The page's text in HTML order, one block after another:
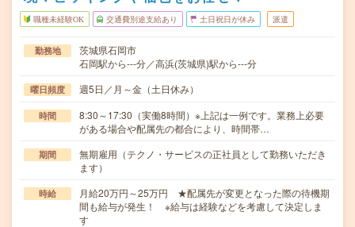
職種未経験OK 交通費別途支給あり 土日祝日が休み 派遣
勤務地
茨城県石岡市
石岡駅から---分／高浜(茨城県)駅から---分
曜日頻度 週5日／月～金（土日休み）
時間
8:30～17:30（実働8時間）※上記は一例です。業務上必要
がある場合や配属先の都合により、時間帯…
期間
無期雇用（テクノ・サービスの正社員として勤務いただき
ます）
時給
月給20万円～25万円 ★配属先が変更となった際の待機期
間も給与が発生！ ※給与は経験などを考慮して決定しま
す